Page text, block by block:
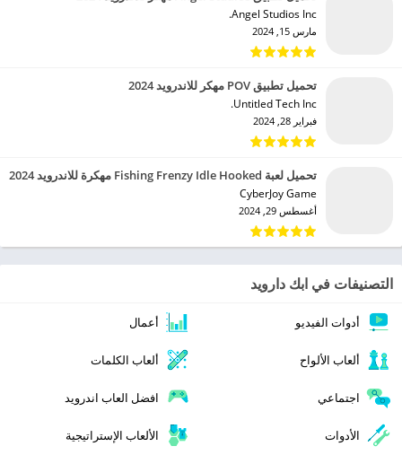
Angel Studios Inc.‏
مارس 15, 2024
تحميل تطبيق POV مهكر للاندرويد 2024
Untitled Tech Inc.‏
فبراير 28, 2024
تحميل لعبة Fishing Frenzy Idle Hooked مهكرة للاندرويد 2024
CyberJoy Game‏
أغسطس 29, 2024
التصنيفات في ابك دارويد
أدوات الفيديو أعمال
ألعاب الألواح ألعاب الكلمات
اجتماعي افضل العاب اندرويد
الأدوات الألعاب الإستراتيجية